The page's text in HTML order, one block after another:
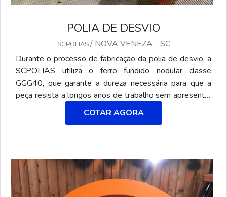
POLIA DE DESVIO
SCPOLIAS/ NOVA VENEZA - SC
Durante o processo de fabricação da polia de desvio, a
SCPOLIAS utiliza o ferro fundido nodular classe
GGG40, que garante a dureza necessária para que a
peça resista a longos anos de trabalho sem apresentar
desgaste e sem prejudicar os cabos de aço.No geral, o
tem como característica básicas guiar e tracionar os
gerando o movimento desejado para circulação dos
equipamento entre os pisos. Além disso, as
COTAR AGORA